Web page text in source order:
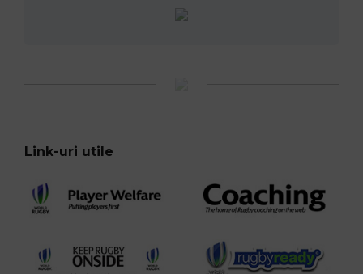
Link-uri utile